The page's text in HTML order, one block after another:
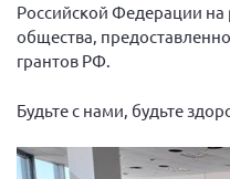
Конференция ВСЭ
Конференция
Первый съезд
Второй съезд
Российской Федерации на
общества,
грантов РФ.
Будьте с нами, будьте